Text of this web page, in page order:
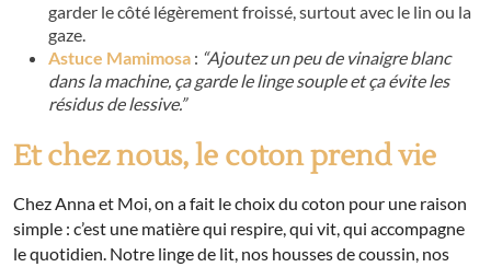
garder le côté légèrement froissé, surtout avec le lin ou la
gaze.
Astuce Mamimosa : “Ajoutez un peu de vinaigre blanc
dans la machine, ça garde le linge souple et ça évite les
résidus de lessive.”
Et chez nous, le coton prend vie
Chez Anna et Moi, on a fait le choix du coton pour une raison
simple : c’est une matière qui respire, qui vit, qui accompagne
le quotidien. Notre linge de lit, nos housses de coussin, nos